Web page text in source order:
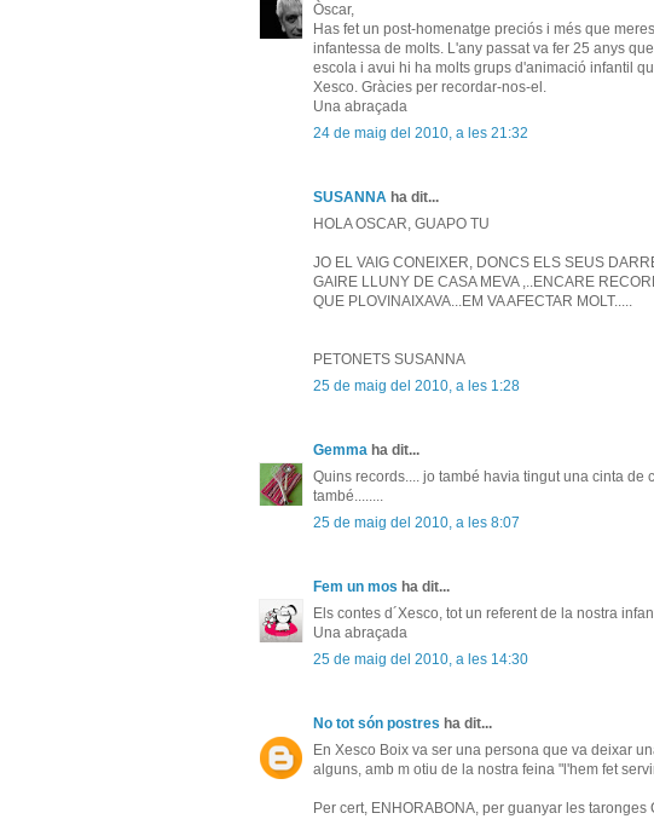
Òscar,
Has fet un post-homenatge preciós i més que
infantessa de molts. L'any passat va fer 25 anys
escola i avui hi ha molts grups d'animació infantil
Xesco. Gràcies per recordar-nos-el.
Una abraçada
24 de maig del 2010, a les 21:32
SUSANNA ha dit...
HOLA OSCAR, GUAPO TU
JO EL VAIG CONEIXER, DONCS ELS SEUS
GAIRE LLUNY DE CASA MEVA ,..ENCARE
QUE PLOVINAIXAVA...EM VA AFECTAR MOLT.....
PETONETS SUSANNA
25 de maig del 2010, a les 1:28
Gemma ha dit...
Quins records.... jo també havia tingut una cinta
també........
25 de maig del 2010, a les 8:07
Fem un mos ha dit...
Els contes d´Xesco, tot un referent de la nostra
Una abraçada
25 de maig del 2010, a les 14:30
No tot són postres ha dit...
En Xesco Boix va ser una persona que va deixar
alguns, amb m otiu de la nostra feina "l'hem fet
Per cert, ENHORABONA, per guanyar les